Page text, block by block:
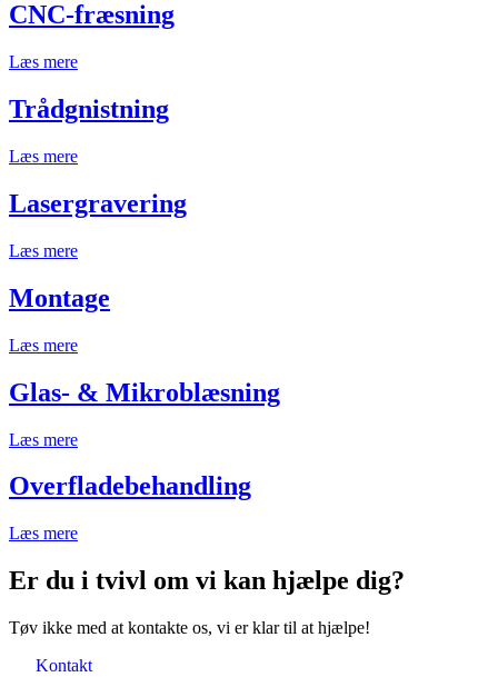
CNC-fræsning
Læs mere
Trådgnistning
Læs mere
Lasergravering
Læs mere
Montage
Læs mere
Glas- & Mikroblæsning
Læs mere
Overfladebehandling
Læs mere
Er du i tvivl om vi kan hjælpe dig?
Tøv ikke med at kontakte os, vi er klar til at hjælpe!
Kontakt